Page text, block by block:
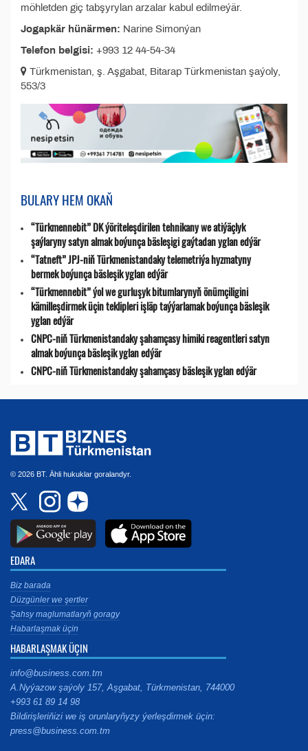
möhletden giç tabşyrylan arzalar kabul edilmeýär.
Jogapkär hünärmen: Narine Simonýan
Telefon belgisi: +993 12 44-54-34
Türkmenistan, ş. Aşgabat, Bitarap Türkmenistan şaýoly,
553/3
BULARY HEM OKAŇ
“Türkmennebit” DK ýöriteleşdirilen tehnikany we atiýäçlyk
şaýlaryny satyn almak boýunça bäsleşigi gaýtadan yglan edýär
“Tatneft” JPJ-niň Türkmenistandaky telemetriýa hyzmatyny
bermek boýunça bäsleşik yglan edýär
“Türkmennebit” ýol we gurluşyk bitumlarynyň önümçiligini
kämilleşdirmek üçin teklipleri işläp taýýarlamak boýunça bäsleşik
yglan edýär
CNPC-niň Türkmenistandaky şahamçasy himiki reagentleri satyn
almak boýunça bäsleşik yglan edýär
CNPC-niň Türkmenistandaky şahamçasy bäsleşik yglan edýär
© 2026 BT. Ähli hukuklar goralandyr.
EDARA
Biz barada
Düzgünler we şertler
Şahsy maglumatlaryň goragy
Habarlaşmak üçin
HABARLAŞMAK ÜÇIN
info@business.com.tm
A.Nyýazow şaýoly 157, Aşgabat, Türkmenistan, 744000
+993 61 89 14 98
Bildirişleriňizi we iş orunlaryňyzy ýerleşdirmek üçin:
press@business.com.tm